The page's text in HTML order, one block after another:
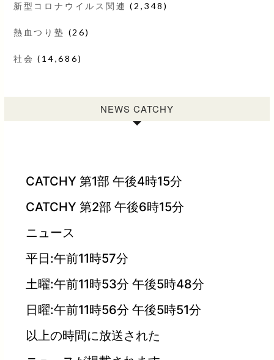
新型コロナウイルス関連 (2,348)
熱血つり塾 (26)
社会 (14,686)
NEWS CATCHY
CATCHY 第1部 午後4時15分
CATCHY 第2部 午後6時15分
ニュース
平日:午前11時57分
土曜:午前11時53分 午後5時48分
日曜:午前11時56分 午後5時51分
以上の時間に放送された